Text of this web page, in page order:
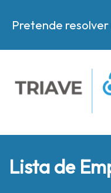
Pretende resolver
Lista de